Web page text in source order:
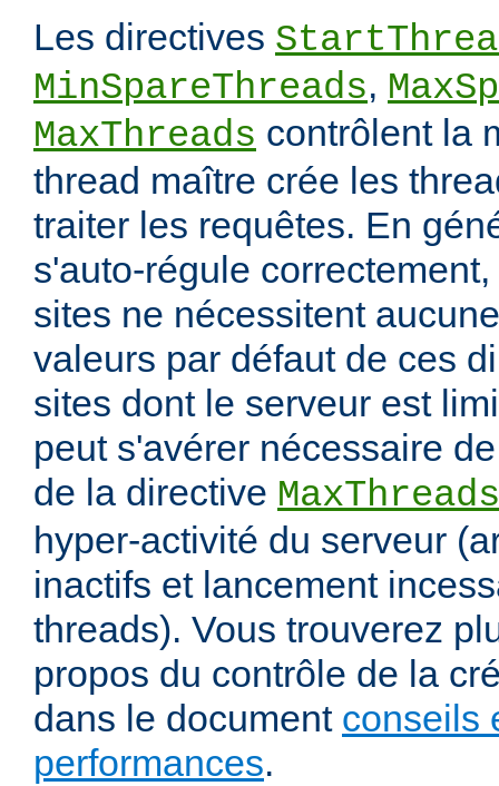
Les directives
MinSpareThreads,
MaxThreads contrôlent la
thread maître crée les
traiter les requêtes. En
s'auto-régule
sites ne nécessitent
valeurs par défaut de ces
sites dont le serveur est
peut s'avérer nécessaire
de la directive MaxThreads
hyper-activité du serveur
inactifs et lancement
threads). Vous trouverez
propos du contrôle de la
dans le document conseils
performances.